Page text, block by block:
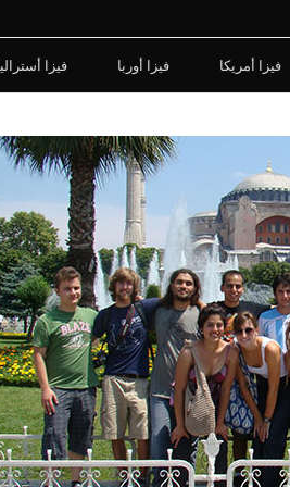
فيزا أمريكا فيزا أوربا فيزا